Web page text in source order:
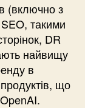
(включно з
такими
DR
найвищу
в
що